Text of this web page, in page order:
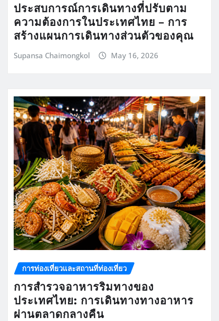
ประสบการณ์การเดินทางที่ปรับตาม
ความต้องการในประเทศไทย – การ
สร้างแผนการเดินทางส่วนตัวของคุณ
Supansa Chaimongkol May 16, 2026
การท่องเที่ยวและสถานที่ท่องเที่ยว
การสำรวจอาหารริมทางของ
ประเทศไทย: การเดินทางทางอาหาร
ผ่านตลาดกลางคืน